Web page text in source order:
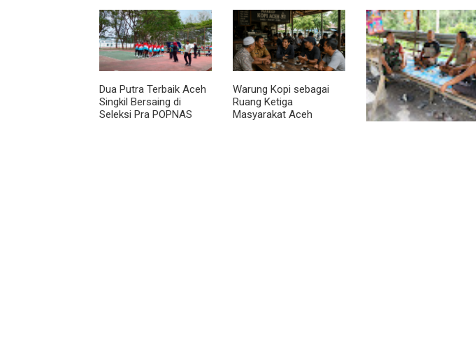
Pendampingan Babinsa
Dorong Petani
Tingkatkan Hasil
Tanaman Cabai
Jembatan Garuda
Rampung, Akses Warga
Teladan Baru–Kuala
Kepeng Kini Semakin
Lancar
Dua Putra Terbaik Aceh
Singkil Bersaing di
Seleksi Pra POPNAS
Warung Kopi sebagai
Ruang Ketiga
Masyarakat Aceh